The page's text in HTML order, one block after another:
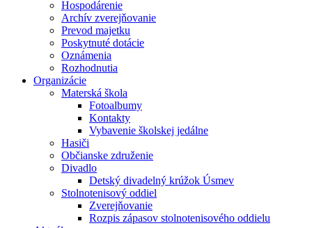
Hospodárenie
Archív zverejňovanie
Prevod majetku
Poskytnuté dotácie
Oznámenia
Rozhodnutia
Organizácie
Materská škola
Fotoalbumy
Kontakty
Vybavenie školskej jedálne
Hasiči
Občianske združenie
Divadlo
Detský divadelný krúžok Úsmev
Stolnotenisový oddiel
Zverejňovanie
Rozpis zápasov stolnotenisového oddielu